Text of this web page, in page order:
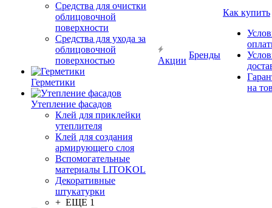
Средства для очистки
облицовочной
поверхности
Средства для ухода за
облицовочной
поверхностью
Герметики
Утепление фасадов
Клей для приклейки
утеплителя
Клей для создания
армирующего слоя
Вспомогательные
материалы LITOKOL
Декоративные
штукатурки
+ ЕЩЕ 1
Акции
Бренды
Как купить
на